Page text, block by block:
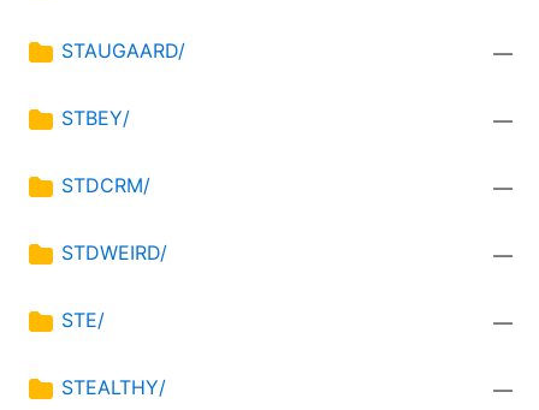
STAUGAARD/ —
STBEY/ —
STDCRM/ —
STDWEIRD/ —
STE/ —
STEALTHY/ —